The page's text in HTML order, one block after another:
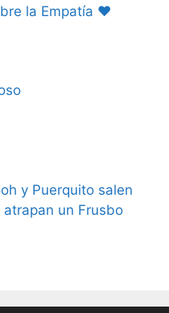
la Empatía ❤️
y Puerquito salen
atrapan un Frusbo